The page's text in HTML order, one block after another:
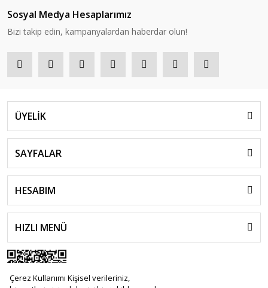
Çerez Kullanımı Kişisel verileriniz,
Sosyal Medya Hesaplarımız
Bizi takip edin, kampanyalardan haberdar olun!
ÜYELİK
SAYFALAR
HESABIM
HIZLI MENÜ